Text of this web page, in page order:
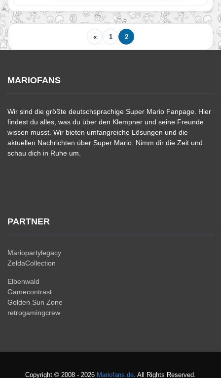
« 1 2
MARIOFANS
Wir sind die größte deutschsprachige Super Mario Fanpage. Hier
findest du alles, was du über den Klempner und seine Freunde
wissen musst. Wir bieten umfangreiche Lösungen und die
aktuellen Nachrichten über Super Mario. Nimm dir die Zeit und
schau dich in Ruhe um.
PARTNER
Mariopartylegacy
ZeldaCollection
Elbenwald
Gamecontrast
Golden Sun Zone
retrogamingcrew
Copyright © 2008 - 2026 Mariofans.de. All Rights Reserved.